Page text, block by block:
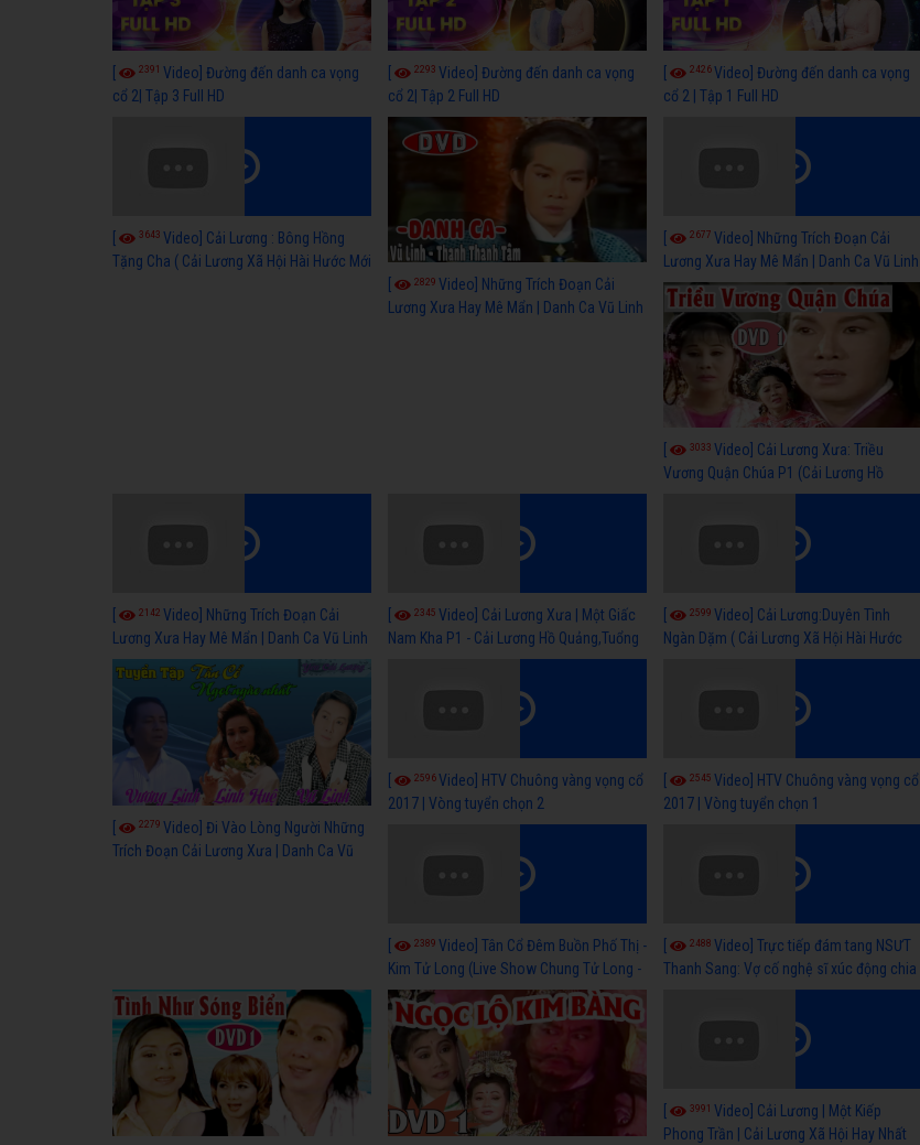
2391 Video] Đường đến danh ca vọng
cổ 2| Tập 3 Full HD
2293 Video] Đường đến danh ca vọng
cổ 2| Tập 2 Full HD
2426Video] Đường đến danh ca vọng
cổ 2 | Tập 1 Full HD
3643 Video] Cải Lương : Bông Hồng
Tặng Cha ( Cải Lương Xã Hội Hài Hước Mới
2829 Video] Những Trích Đoạn Cải
Lương Xưa Hay Mê Mẩn | Danh Ca Vũ Linh
2677 Video] Những Trích Đoạn Cải
Lương Xưa Hay Mê Mẩn | Danh Ca Vũ Linh
P2
3033 Video] Cải Lương Xưa: Triều
Vương Quận Chúa P1 (Cải Lương Hồ
2142 Video] Những Trích Đoạn Cải
Lương Xưa Hay Mê Mẩn | Danh Ca Vũ Linh
2345 Video] Cải Lương Xưa | Một Giấc
Nam Kha P1 - Cải Lương Hồ Quảng,Tuổng
2599 Video] Cải Lương:Duyên Tình
Ngàn Dặm ( Cải Lương Xã Hội Hài Hước
2279 Video] Đi Vào Lòng Người Những
Trích Đoạn Cải Lương Xưa | Danh Ca Vũ
2596Video] HTV Chuông vàng vọng cổ
2017 | Vòng tuyển chọn 2
2545 Video] HTV Chuông vàng vọng cổ
2017 | Vòng tuyển chọn 1
2389 Video] Tân Cổ Đêm Buồn Phố Thị -
Kim Tử Long (Live Show Chung Tử Long -
Vòng Tay Nghê Sỹ)
2488 Video] Trực tiếp đám tang NSƯT
Thanh Sang: Vợ cố nghệ sĩ xúc động chia
3991 Video] Cải Lương | Một Kiếp
Phong Trần | Cải Lương Xã Hội Hay Nhất